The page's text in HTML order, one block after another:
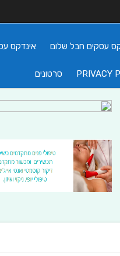
עסקים חבל שלום אינדקס
PRIVACY סרטונים